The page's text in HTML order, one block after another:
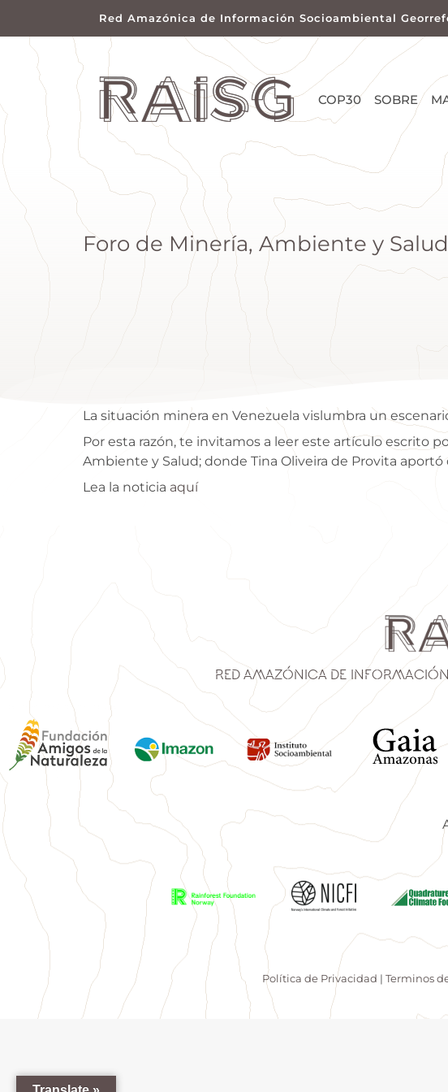
Red Amazónica de Información Socioambiental
COP30 SOBRE
Foro de Minería, Ambiente y Salud
La situación minera en Venezuela vislumbra un
Por esta razón, te invitamos a leer este artículo escrito
Ambiente y Salud; donde Tina Oliveira de Provita
Lea la noticia aquí
Red Amazónica de
Política de Privacidad | Terminos